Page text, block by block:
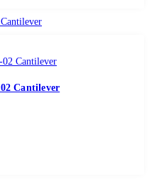
Cantilever